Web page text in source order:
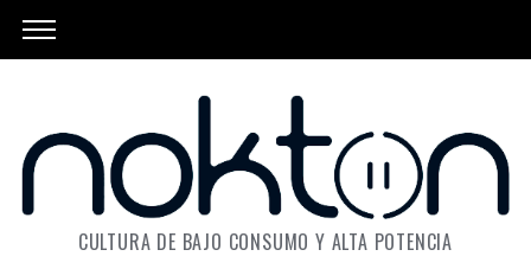
CULTURA DE BAJO CONSUMO Y ALTA POTENCIA